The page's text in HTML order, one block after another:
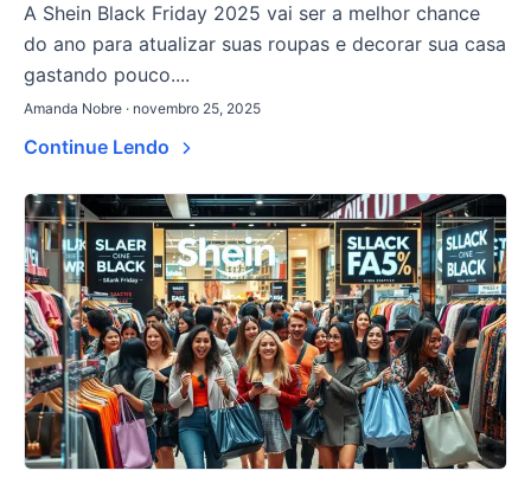
A Shein Black Friday 2025 vai ser a melhor chance
do ano para atualizar suas roupas e decorar sua casa
gastando pouco....
Amanda Nobre · novembro 25, 2025
Continue Lendo